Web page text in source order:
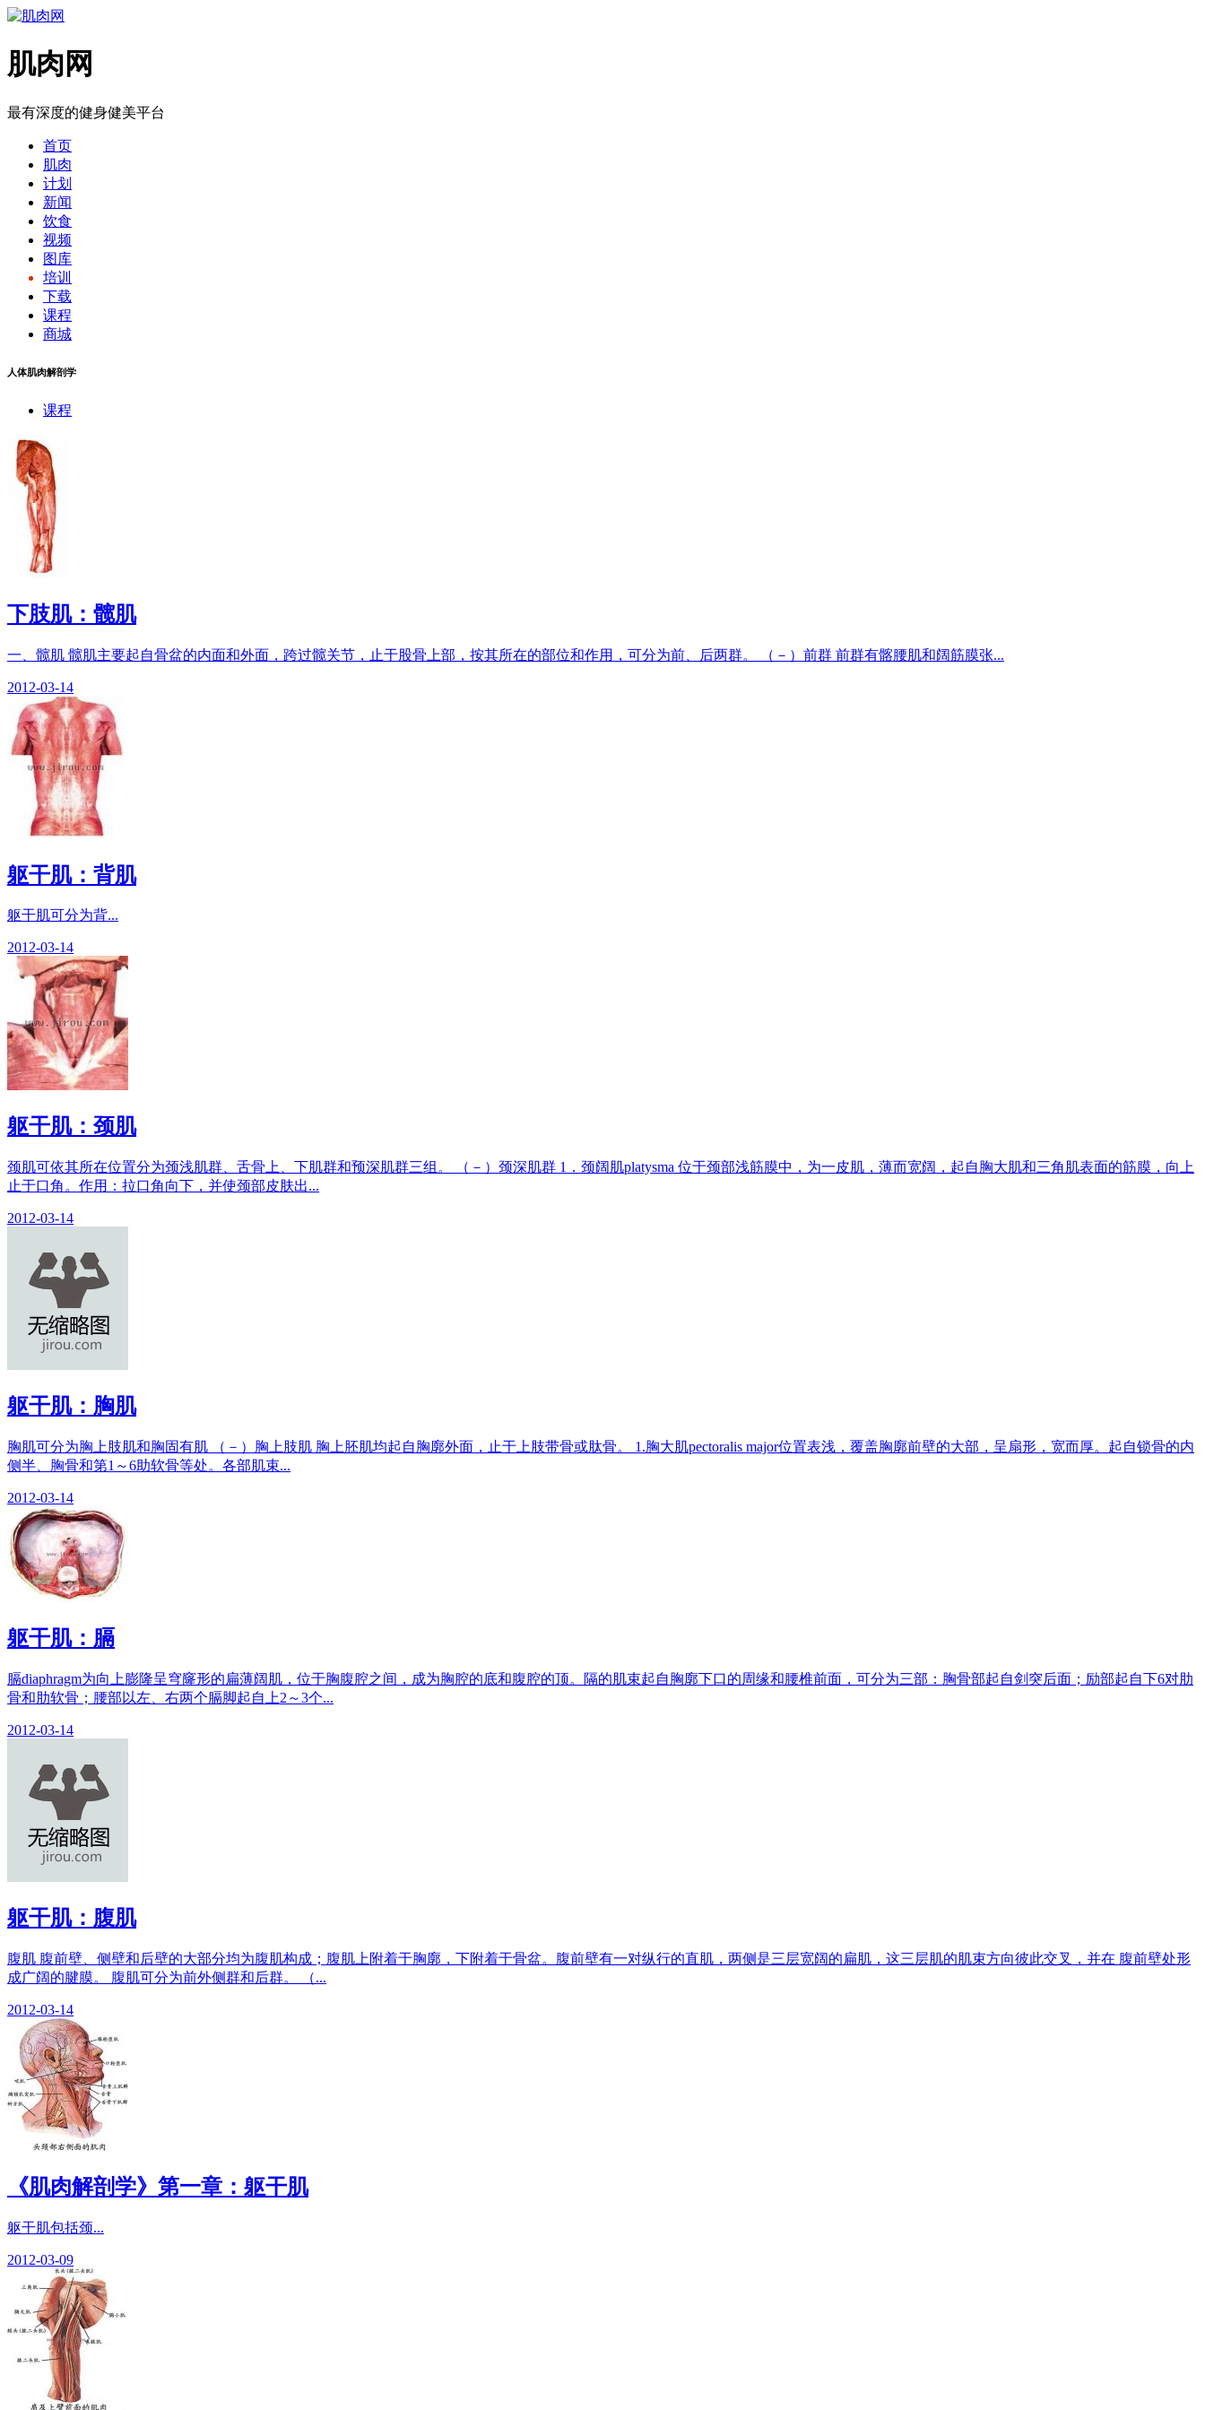
肌肉网
最有深度的健身健美平台
首页
肌肉
计划
新闻
饮食
视频
图库
培训
下载
课程
商城
人体肌肉解剖学
课程
下肢肌：髋肌
一、髋肌 髋肌主要起自骨盆的内面和外面，跨过髋关节，止于股骨上部，按其所在的部位和作用，可分为前、后两群。 （－）前群 前群有髂腰肌和阔筋膜张...
2012-03-14
躯干肌：背肌
躯干肌可分为背...
2012-03-14
躯干肌：颈肌
颈肌可依其所在位置分为颈浅肌群、舌骨上、下肌群和预深肌群三组。 （－）颈深肌群 1．颈阔肌platysma 位于颈部浅筋膜中，为一皮肌，薄而宽阔，起自胸大肌和三角肌表面的筋膜，向上
止于口角。作用：拉口角向下，并使颈部皮肤出...
2012-03-14
躯干肌：胸肌
胸肌可分为胸上肢肌和胸固有肌 （－）胸上肢肌 胸上胚肌均起自胸廓外面，止于上肢带骨或肽骨。 1.胸大肌pectoralis major位置表浅，覆盖胸廓前壁的大部，呈扇形，宽而厚。起自锁骨的内
侧半、胸骨和第1～6助软骨等处。各部肌束...
2012-03-14
躯干肌：膈
膈diaphragm为向上膨隆呈穹窿形的扁薄阔肌，位于胸腹腔之间，成为胸腔的底和腹腔的顶。隔的肌束起自胸廓下口的周缘和腰椎前面，可分为三部：胸骨部起自剑突后面；励部起自下6对肋
骨和肋软骨；腰部以左、右两个膈脚起自上2～3个...
2012-03-14
躯干肌：腹肌
腹肌 腹前壁、侧壁和后壁的大部分均为腹肌构成；腹肌上附着于胸廓，下附着于骨盆。腹前壁有一对纵行的直肌，两侧是三层宽阔的扁肌，这三层肌的肌束方向彼此交叉，并在 腹前壁处形
成广阔的腱膜。 腹肌可分为前外侧群和后群。 （...
2012-03-14
《肌肉解剖学》第一章：躯干肌
躯干肌包括颈...
2012-03-09